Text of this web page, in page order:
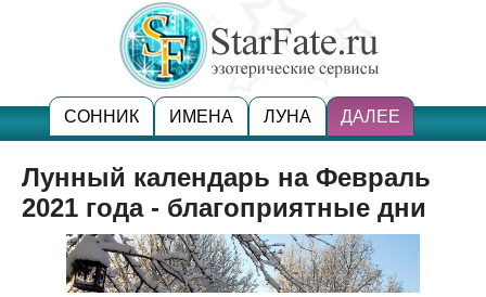
СОННИК ИМЕНА ЛУНА ДАЛЕЕ
Лунный календарь на Февраль
2021 года - благоприятные дни